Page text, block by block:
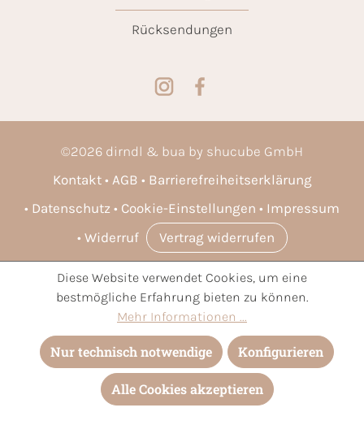
Rücksendungen
©2026 dirndl & bua by shucube GmbH
Kontakt
AGB
Barrierefreiheitserklärung
Datenschutz
Cookie-Einstellungen
Impressum
Widerruf
Vertrag widerrufen
* Alle Preise inkl. gesetzl. Mehrwertsteuer zzgl.Versandkosten
und ggf. Nachnahmegebühren, wenn nicht anders angegeben.
Diese Website verwendet Cookies, um eine
bestmögliche Erfahrung bieten zu können.
Mehr Informationen ...
Nur technisch notwendige Konfigurieren
Alle Cookies akzeptieren